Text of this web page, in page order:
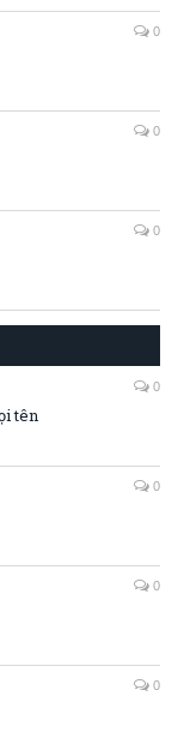
0
0
0
0
tên
0
0
0